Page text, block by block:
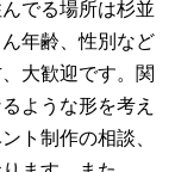
でる場所は杉並
年齢、性別など
大歓迎です。関
ような形を考え
ト制作の相談、